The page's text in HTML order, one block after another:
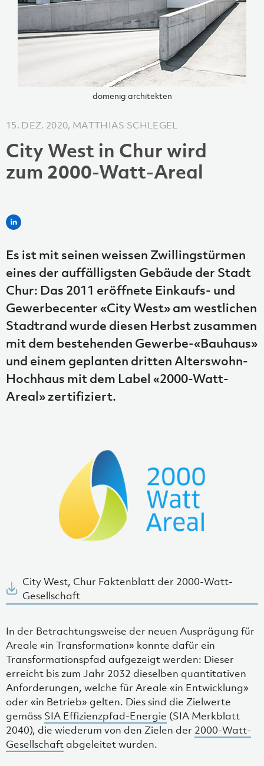
domenig architekten
15. DEZ. 2020, MATTHIAS SCHLEGEL
City West in Chur wird
zum 2000-Watt-Areal
Es ist mit seinen weissen Zwillingstürmen
eines der auffälligsten Gebäude der Stadt
Chur: Das 2011 eröffnete Einkaufs- und
Gewerbecenter «City West» am westlichen
Stadtrand wurde diesen Herbst zusammen
mit dem bestehenden Gewerbe-«Bauhaus»
und einem geplanten dritten Alterswohn-
Hochhaus mit dem Label «2000-Watt-
Areal» zertifiziert.
City West, Chur Faktenblatt der 2000-Watt-
Gesellschaft
In der Betrachtungsweise der neuen Ausprägung für
Areale «in Transformation» konnte dafür ein
Transformationspfad aufgezeigt werden: Dieser
erreicht bis zum Jahr 2032 dieselben quantitativen
Anforderungen, welche für Areale «in Entwicklung»
oder «in Betrieb» gelten. Dies sind die Zielwerte
gemäss SIA Effizienzpfad-Energie (SIA Merkblatt
2040), die wiederum von den Zielen der 2000-Watt-
Gesellschaft abgeleitet wurden.